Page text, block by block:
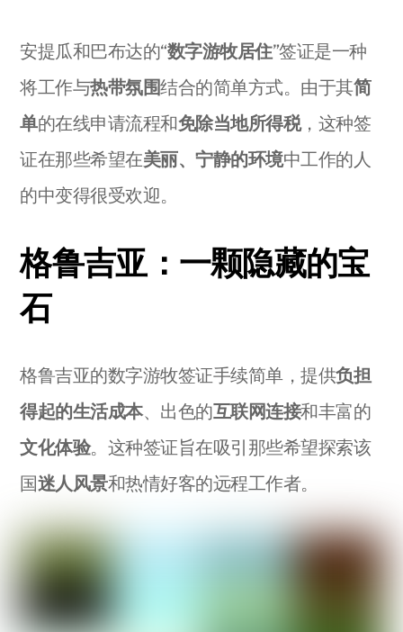
安提瓜和巴布达的“数字游牧居住”签证是一种
将工作与热带氛围结合的简单方式。由于其简
单的在线申请流程和免除当地所得税，这种签
证在那些希望在美丽、宁静的环境中工作的人
的中变得很受欢迎。
格鲁吉亚：一颗隐藏的宝
石
格鲁吉亚的数字游牧签证手续简单，提供负担
得起的生活成本、出色的互联网连接和丰富的
文化体验。这种签证旨在吸引那些希望探索该
国迷人风景和热情好客的远程工作者。